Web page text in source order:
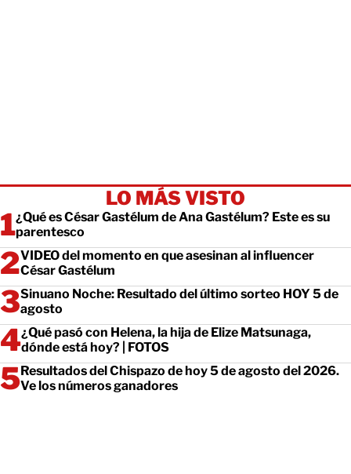
LO MÁS VISTO
¿Qué es César Gastélum de Ana Gastélum? Este es su
parentesco
VIDEO del momento en que asesinan al influencer
César Gastélum
Sinuano Noche: Resultado del último sorteo HOY 5 de
agosto
¿Qué pasó con Helena, la hija de Elize Matsunaga,
dónde está hoy? | FOTOS
Resultados del Chispazo de hoy 5 de agosto del 2026.
Ve los números ganadores